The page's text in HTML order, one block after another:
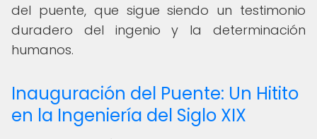
del puente, que sigue siendo un testimonio
duradero del ingenio y la determinación
humanos.
Inauguración del Puente: Un Hitito
en la Ingeniería del Siglo XIX